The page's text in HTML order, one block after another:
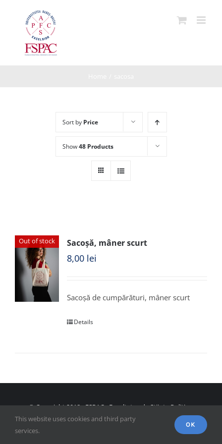
Sort by Price
Show48 Products
Out of stock Sacoșă, mâner scurt
8,00 lei
Sacoșă de cumpărături, mâner scurt
Details
© Copyright 2018 - FSPAC - Facultatea de Științe Politice,
Administrative și ale Comunicării
This website uses cookies and third party
services.
OK